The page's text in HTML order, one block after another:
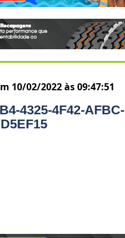
10/02/2022 às 09:47:51
4325-4F42-AFBC-